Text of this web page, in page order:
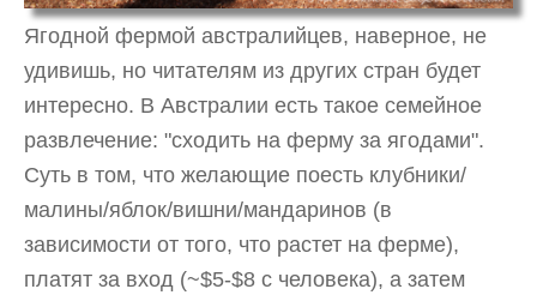
Ягодной фермой австралийцев, наверное, не
удивишь, но читателям из других стран будет
интересно. В Австралии есть такое семейное
развлечение: "сходить на ферму за ягодами".
Суть в том, что желающие поесть клубники/
малины/яблок/вишни/мандаринов (в
зависимости от того, что растет на ферме),
платят за вход (~$5-$8 с человека), а затем